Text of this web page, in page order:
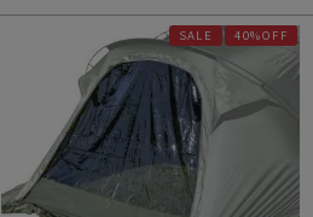
SALE 40%OFF